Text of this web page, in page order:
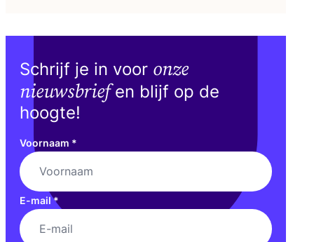
Schrijf je in voor onze
nieuwsbriefen blijf op de
hoogte!
Voornaam *
E-mail*